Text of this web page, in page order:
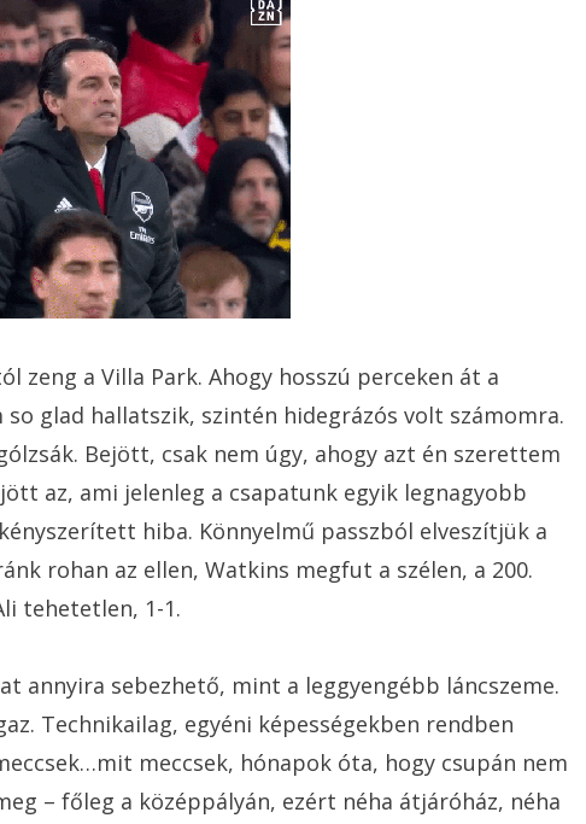
zeng a Villa Park. Ahogy hosszú perceken át a
so glad hallatszik, szintén hidegrázós volt számomra.
Bejött, csak nem úgy, ahogy azt én szerettem
az, ami jelenleg a csapatunk egyik legnagyobb
hiba. Könnyelmű passzból elveszítjük a
rohan az ellen, Watkins megfut a szélen, a 200.
tehetetlen, 1-1.
annyira sebezhető, mint a leggyengébb láncszeme.
Technikailag, egyéni képességekben rendben
meccsek, hónapok óta, hogy csupán nem
– főleg a középpályán, ezért néha átjáróház, néha